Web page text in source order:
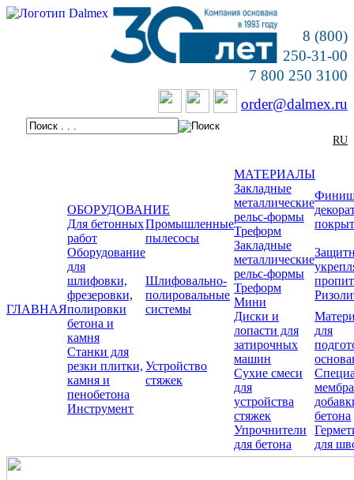
8 (800)
250-31-00
7 800 250 3100
order@dalmex.ru
RU
ГЛАВНАЯ
ОБОРУДОВАНИЕ
Для бетонных
работ
Промышленные
пылесосы
Оборудование
для
шлифовки,
фрезеровки,
полировки
бетона и
камня
Шлифовально-
полировальные
системы
Станки для
резки плитки,
камня и
пенобетона
Устройство
стяжек
Инструмент
МАТЕРИАЛЫ
Закладные
металлические
рельс-формы
Треформ
Закладные
металлические
рельс-формы
Треформ
Мини
Диски и
лопасти для
затирочных
машин
для
Сухие смеси
для
устройства
стяжек
бетона
Упрочнители
для бетона
для